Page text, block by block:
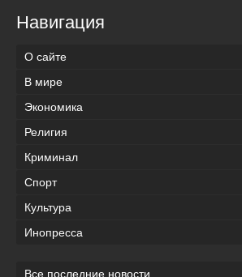
Навигация
О сайте
В мире
Экономика
Религия
Криминал
Спорт
Культура
Инопресса
Все последние новости